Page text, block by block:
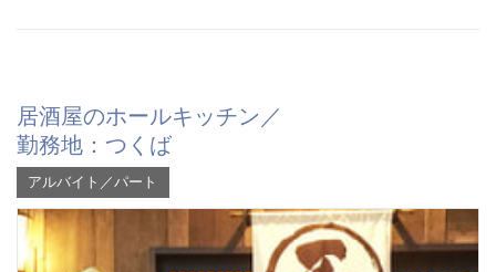
居酒屋のホールキッチン／
勤務地：つくば
アルバイト／パート